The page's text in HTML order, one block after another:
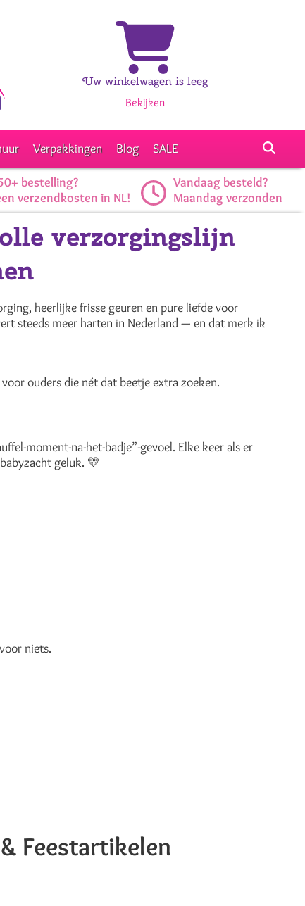
Uw winkelwagen is leeg
Bekijken
Verpakkingen Blog SALE
bestelling?
verzendkosten in NL!
Vandaag besteld?
Maandag verzonden
verzorgingslijn
heerlijke frisse geuren en pure liefde voor
steeds meer harten in Nederland — en dat merk ik
ouders die nét dat beetje extra zoeken.
moment-na-het-badje”-gevoel. Elke keer als er
geluk. 💛
niets.
Feestartikelen